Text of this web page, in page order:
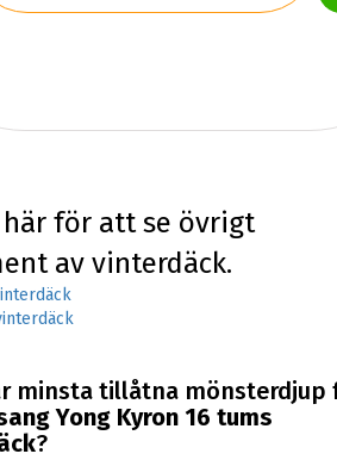
här för att se övrigt
av vinterdäck.
minsta tillåtna mönsterdjup
Yong Kyron 16 tums
?